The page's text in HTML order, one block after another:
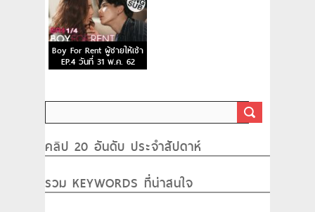
Boy For Rent ผู้ชายให้เช่า
EP.4 วันที่ 31 พ.ค. 62
คลิป 20 อันดับ ประจำสัปดาห์
รวม KEYWORDS ที่น่าสนใจ